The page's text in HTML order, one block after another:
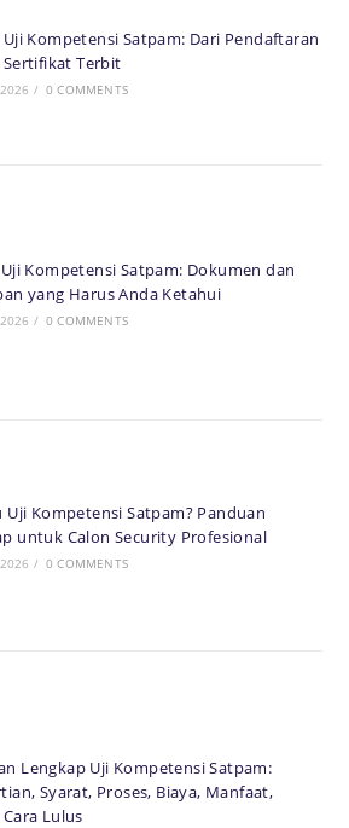
Uji Kompetensi Satpam: Dari Pendaftaran
Sertifikat Terbit
/ 0 COMMENTS
Kompetensi Satpam: Dokumen dan
yang Harus Anda Ketahui
/ 0 COMMENTS
Uji Kompetensi Satpam? Panduan
untuk Calon Security Profesional
/ 0 COMMENTS
Lengkap Uji Kompetensi Satpam:
Syarat, Proses, Biaya, Manfaat,
Lulus